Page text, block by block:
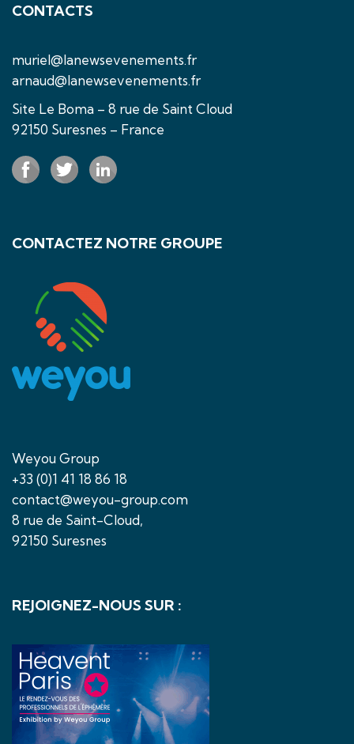
CONTACTS
muriel@lanewsevenements.fr
arnaud@lanewsevenements.fr
Site Le Boma – 8 rue de Saint Cloud
92150 Suresnes – France
CONTACTEZ NOTRE GROUPE
Weyou Group
+33 (0)1 41 18 86 18
contact@weyou-group.com
8 rue de Saint-Cloud,
92150 Suresnes
REJOIGNEZ-NOUS SUR :